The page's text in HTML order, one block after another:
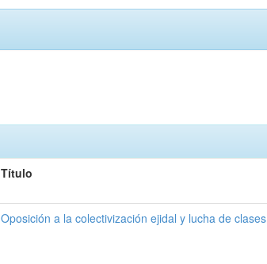
Título
Oposición a la colectivización ejidal y lucha de clases